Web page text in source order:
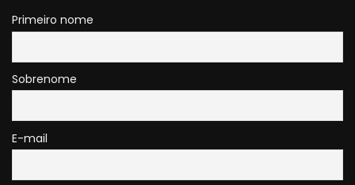
Primeiro nome
Sobrenome
E-mail